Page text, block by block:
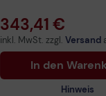
343,41 €
inkl. MwSt. zzgl. Versand
In den
Hinweis